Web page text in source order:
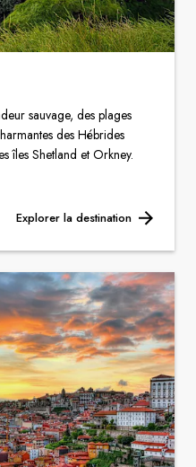
sauvage, des plages
des Hébrides
îles Shetland et Orkney.
Explorer la destination